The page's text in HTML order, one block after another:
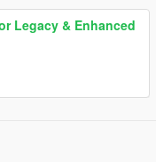
Legacy & Enhanced